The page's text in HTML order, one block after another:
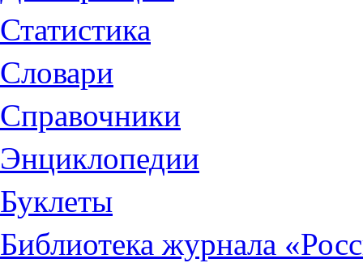
Статистика
Словари
Справочники
Энциклопедии
Буклеты
Библиотека журнала